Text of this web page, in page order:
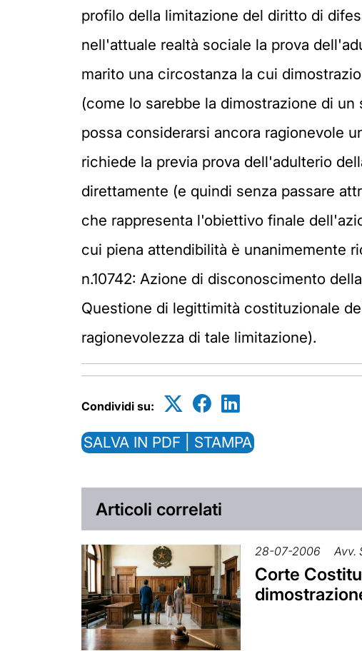
profilo della limitazione del diritto di
nell'attuale realtà sociale la prova
marito una circostanza la cui
(come lo sarebbe la dimostrazione di
possa considerarsi ancora ragionevole
richiede la previa prova dell'adulterio
direttamente (e quindi senza passare
che rappresenta l'obiettivo finale
cui piena attendibilità è unanimemente
n.10742: Azione di disconoscimento
Questione di legittimità costituzionale
ragionevolezza di tale limitazione).
Condividi su:
SALVA IN PDF | STAMPA
Articoli correlati
28-07-2006 Avv.
Corte